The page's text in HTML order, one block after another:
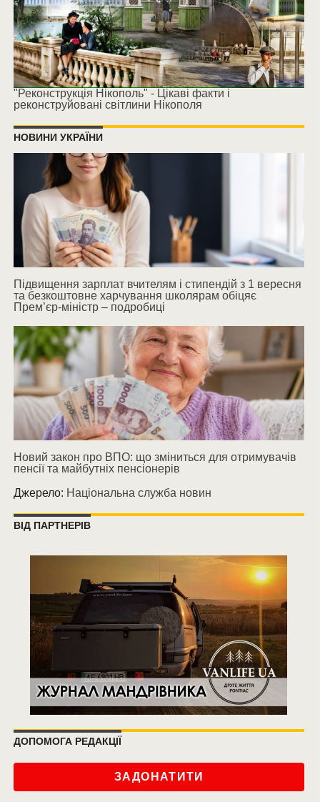
"Реконструкція Нікополь" - Цікаві факти і
реконструйовані світлини Нікополя
НОВИНИ УКРАЇНИ
Підвищення зарплат вчителям і стипендій з 1 вересня
та безкоштовне харчування школярам обіцяє
Прем’єр-міністр – подробиці
Новий закон про ВПО: що зміниться для отримувачів
пенсії та майбутніх пенсіонерів
Джерело: Національна служба новин
ВІД ПАРТНЕРІВ
ДОПОМОГА РЕДАКЦІЇ
ЗАДОНАТИТИ